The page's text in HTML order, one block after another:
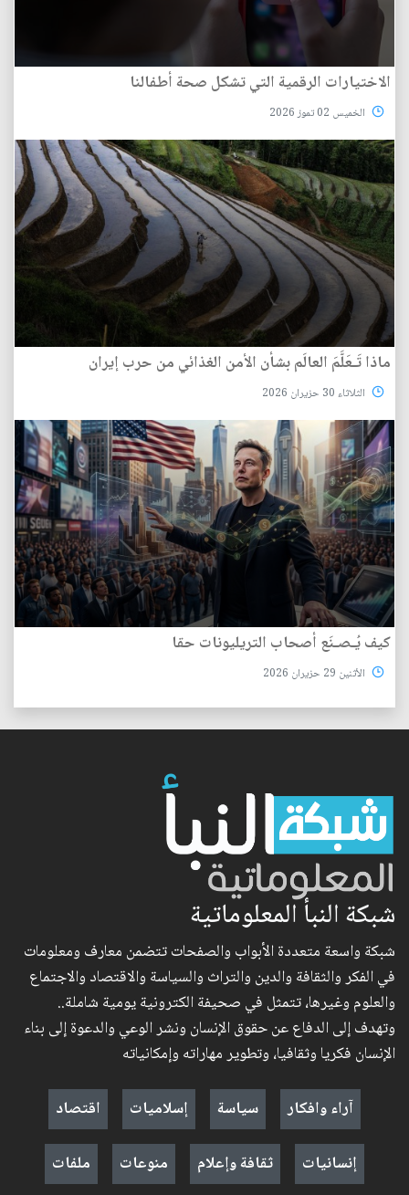
الاختيارات الرقمية التي تشكل صحة أطفالنا
الخميس 02 تموز 2026
ماذا تَـعَلَّمَ العالَم بشأن الأمن الغذائي من حرب إيران
الثلاثاء 30 حزيران 2026
كيف يُـصـنَع أصحاب التريليونات حقا
الأثنين 29 حزيران 2026
شبكة النبأ المعلوماتية
شبكة واسعة متعددة الأبواب والصفحات تتضمن معارف ومعلومات
في الفكر والثقافة والدين والتراث والسياسة والاقتصاد والاجتماع
والعلوم وغيرها، تتمثل في صحيفة الكترونية يومية شاملة..
وتهدف إلى الدفاع عن حقوق الإنسان ونشر الوعي والدعوة إلى بناء
الإنسان فكريا وثقافيا، وتطوير مهاراته وإمكانياته
آراء وافكار
سياسة إسلاميات
اقتصاد
إنسانيات
ثقافة وإعلام منوعات ملفات